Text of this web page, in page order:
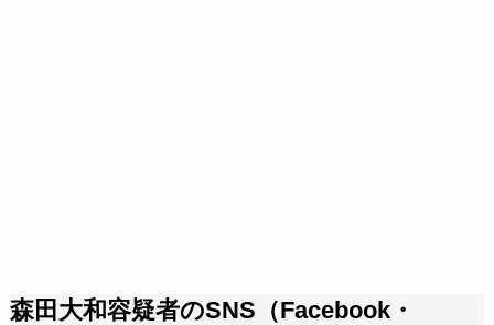
森田大和容疑者のSNS（Facebook・